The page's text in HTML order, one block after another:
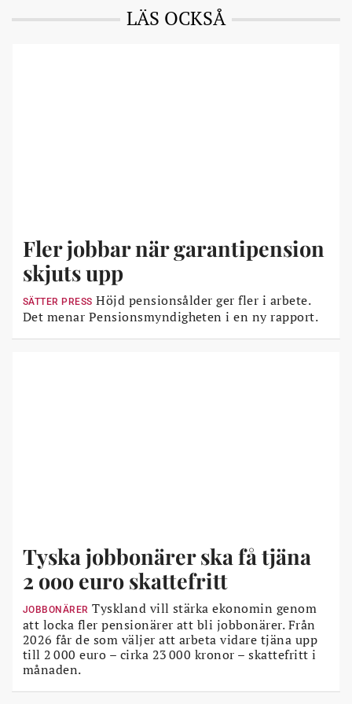
LÄS OCKSÅ
Fler jobbar när garantipension
skjuts upp
SÄTTER PRESS Höjd pensionsålder ger fler i arbete.
Det menar Pensionsmyndigheten i en ny rapport.
Tyska jobbonärer ska få tjäna
2 ooo euro skattefritt
JOBBONÄRER Tyskland vill stärka ekonomin genom
att locka fler pensionärer att bli jobbonärer. Från
2026 får de som väljer att arbeta vidare tjäna upp
till 2 000 euro – cirka 23 000 kronor – skattefritt i
månaden.